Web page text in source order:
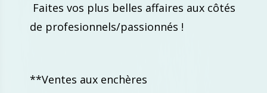
Faites vos plus belles affaires aux côtés
de profesionnels/passionnés !
**Ventes aux enchères